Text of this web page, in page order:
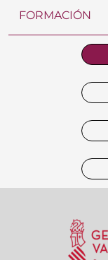
FORMACIÓN